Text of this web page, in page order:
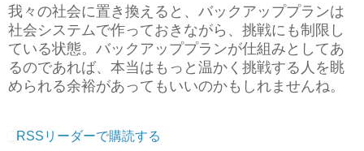
我々の社会に置き換えると、バックアッププランは
社会システムで作っておきながら、挑戦にも制限し
ている状態。バックアッププランが仕組みとしてあ
るのであれば、本当はもっと温かく挑戦する人を眺
められる余裕があってもいいのかもしれませんね。
RSSリーダーで購読する